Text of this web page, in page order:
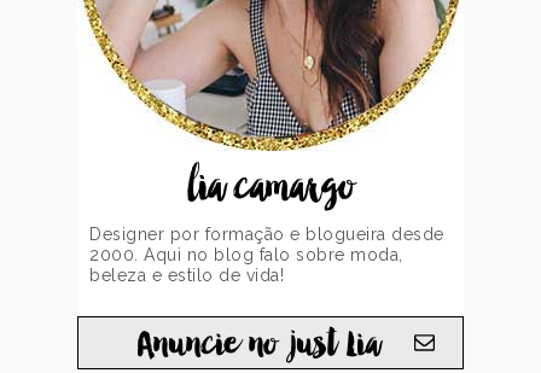
lia camargo
Designer por formação e blogueira desde
2000. Aqui no blog falo sobre moda,
beleza e estilo de vida!
Anuncie no just Lia